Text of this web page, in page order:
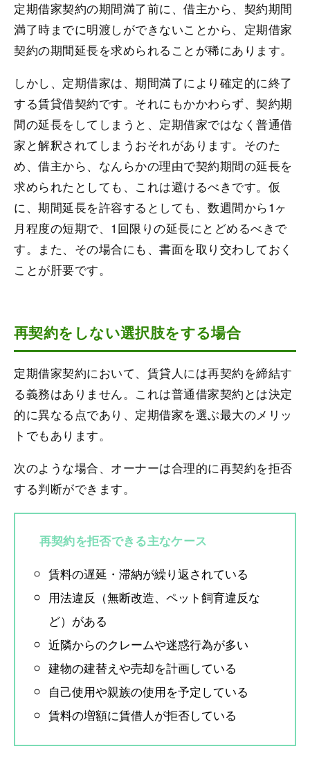
定期借家契約の期間満了前に、借主から、契約期間
満了時までに明渡しができないことから、定期借家
契約の期間延長を求められることが稀にあります。
しかし、定期借家は、期間満了により確定的に終了
する賃貸借契約です。それにもかかわらず、契約期
間の延長をしてしまうと、定期借家ではなく普通借
家と解釈されてしまうおそれがあります。そのた
め、借主から、なんらかの理由で契約期間の延長を
求められたとしても、これは避けるべきです。仮
に、期間延長を許容するとしても、数週間から1ヶ
月程度の短期で、1回限りの延長にとどめるべきで
す。また、その場合にも、書面を取り交わしておく
ことが肝要です。
再契約をしない選択肢をする場合
定期借家契約において、賃貸人には再契約を締結す
る義務はありません。これは普通借家契約とは決定
的に異なる点であり、定期借家を選ぶ最大のメリッ
トでもあります。
次のような場合、オーナーは合理的に再契約を拒否
する判断ができます。
再契約を拒否できる主なケース
賃料の遅延・滞納が繰り返されている
用法違反（無断改造、ペット飼育違反な
ど）がある
近隣からのクレームや迷惑行為が多い
建物の建替えや売却を計画している
自己使用や親族の使用を予定している
賃料の増額に賃借人が拒否している